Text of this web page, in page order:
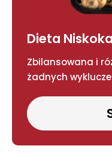
Dieta
Zbilansowana i
żadnych